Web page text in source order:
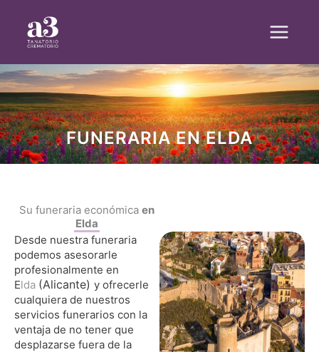
contenido
FUNERARIA EN ELDA
Su funeraria económica en
Elda
Desde nuestra funeraria
podemos asesorarle
profesionalmente en
Elda (Alicante) y ofrecerle
cualquiera de nuestros
servicios funerarios con la
ventaja de no tener que
desplazarse fuera de la